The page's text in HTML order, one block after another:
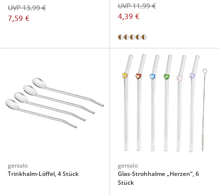
7,59 €
UVP 13,99 €
4,39 €
UVP 11,99 €
genialo
Trinkhalm-Löffel, 4 Stück
genialo
Glas-Strohhalme „Herzen“, 6
Stück